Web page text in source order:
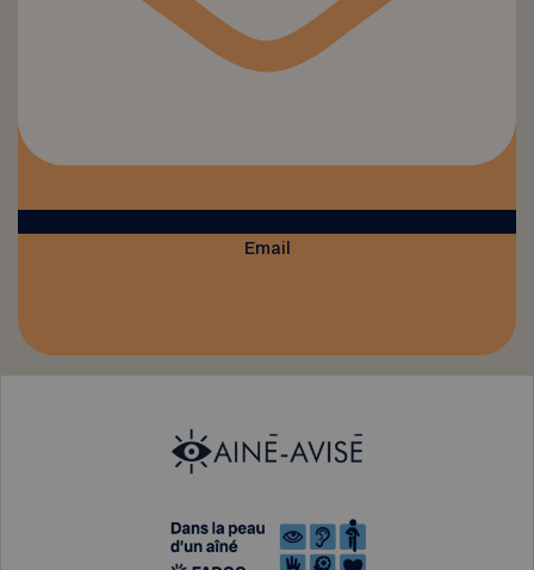
Email